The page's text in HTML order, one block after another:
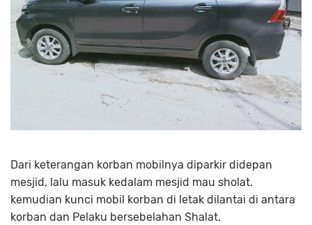
Dari keterangan korban mobilnya diparkir didepan
mesjid, lalu masuk kedalam mesjid mau sholat.
kemudian kunci mobil korban di letak dilantai di antara
korban dan Pelaku bersebelahan Shalat.